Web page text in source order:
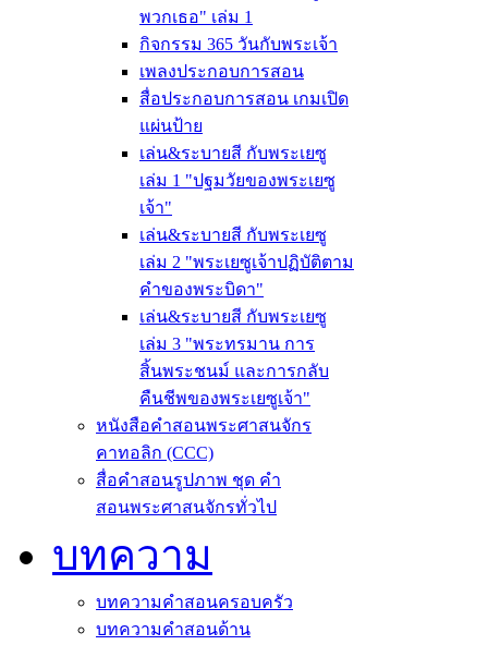
พวกเธอ" เล่ม 1
กิจกรรม 365 วันกับพระเจ้า
เพลงประกอบการสอน
สื่อประกอบการสอน เกมเปิด
แผ่นป้าย
เล่น&ระบายสี กับพระเยซู
เล่ม 1 "ปฐมวัยของพระเยซู
เจ้า"
เล่น&ระบายสี กับพระเยซู
เล่ม 2 "พระเยซูเจ้าปฏิบัติตาม
คำของพระบิดา"
เล่น&ระบายสี กับพระเยซู
เล่ม 3 "พระทรมาน การ
สิ้นพระชนม์ และการกลับ
คืนชีพของพระเยซูเจ้า"
หนังสือคำสอนพระศาสนจักร
คาทอลิก (CCC)
สื่อคำสอนรูปภาพ ชุด คำ
สอนพระศาสนจักรทั่วไป
บทความ
บทความคำสอนครอบครัว
บทความคำสอนด้าน